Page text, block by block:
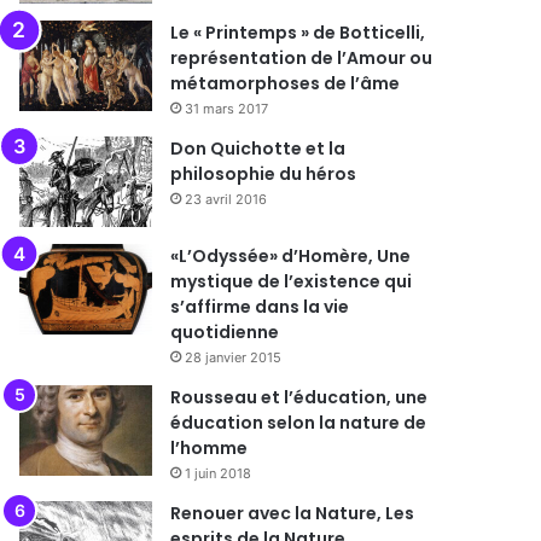
Le « Printemps » de Botticelli,
représentation de l’Amour ou
métamorphoses de l’âme
31 mars 2017
Don Quichotte et la
philosophie du héros
23 avril 2016
«L’Odyssée» d’Homère, Une
mystique de l’existence qui
s’affirme dans la vie
quotidienne
28 janvier 2015
Rousseau et l’éducation, une
éducation selon la nature de
l’homme
1 juin 2018
Renouer avec la Nature, Les